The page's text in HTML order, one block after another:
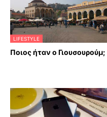
LIFESTYLE
Ποιος ήταν ο Γιουσουρούμ;